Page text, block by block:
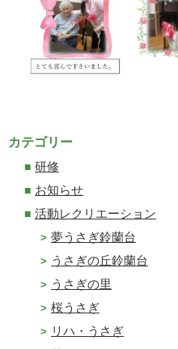
カテゴリー
研修
お知らせ
活動レクリエーション
夢うさぎ鈴蘭台
うさぎの丘鈴蘭台
うさぎの里
桜うさぎ
リハ・うさぎ